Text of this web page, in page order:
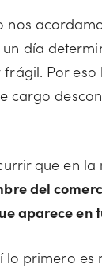
nos
día
Por
cargo
que en
del
aparece en
primero es